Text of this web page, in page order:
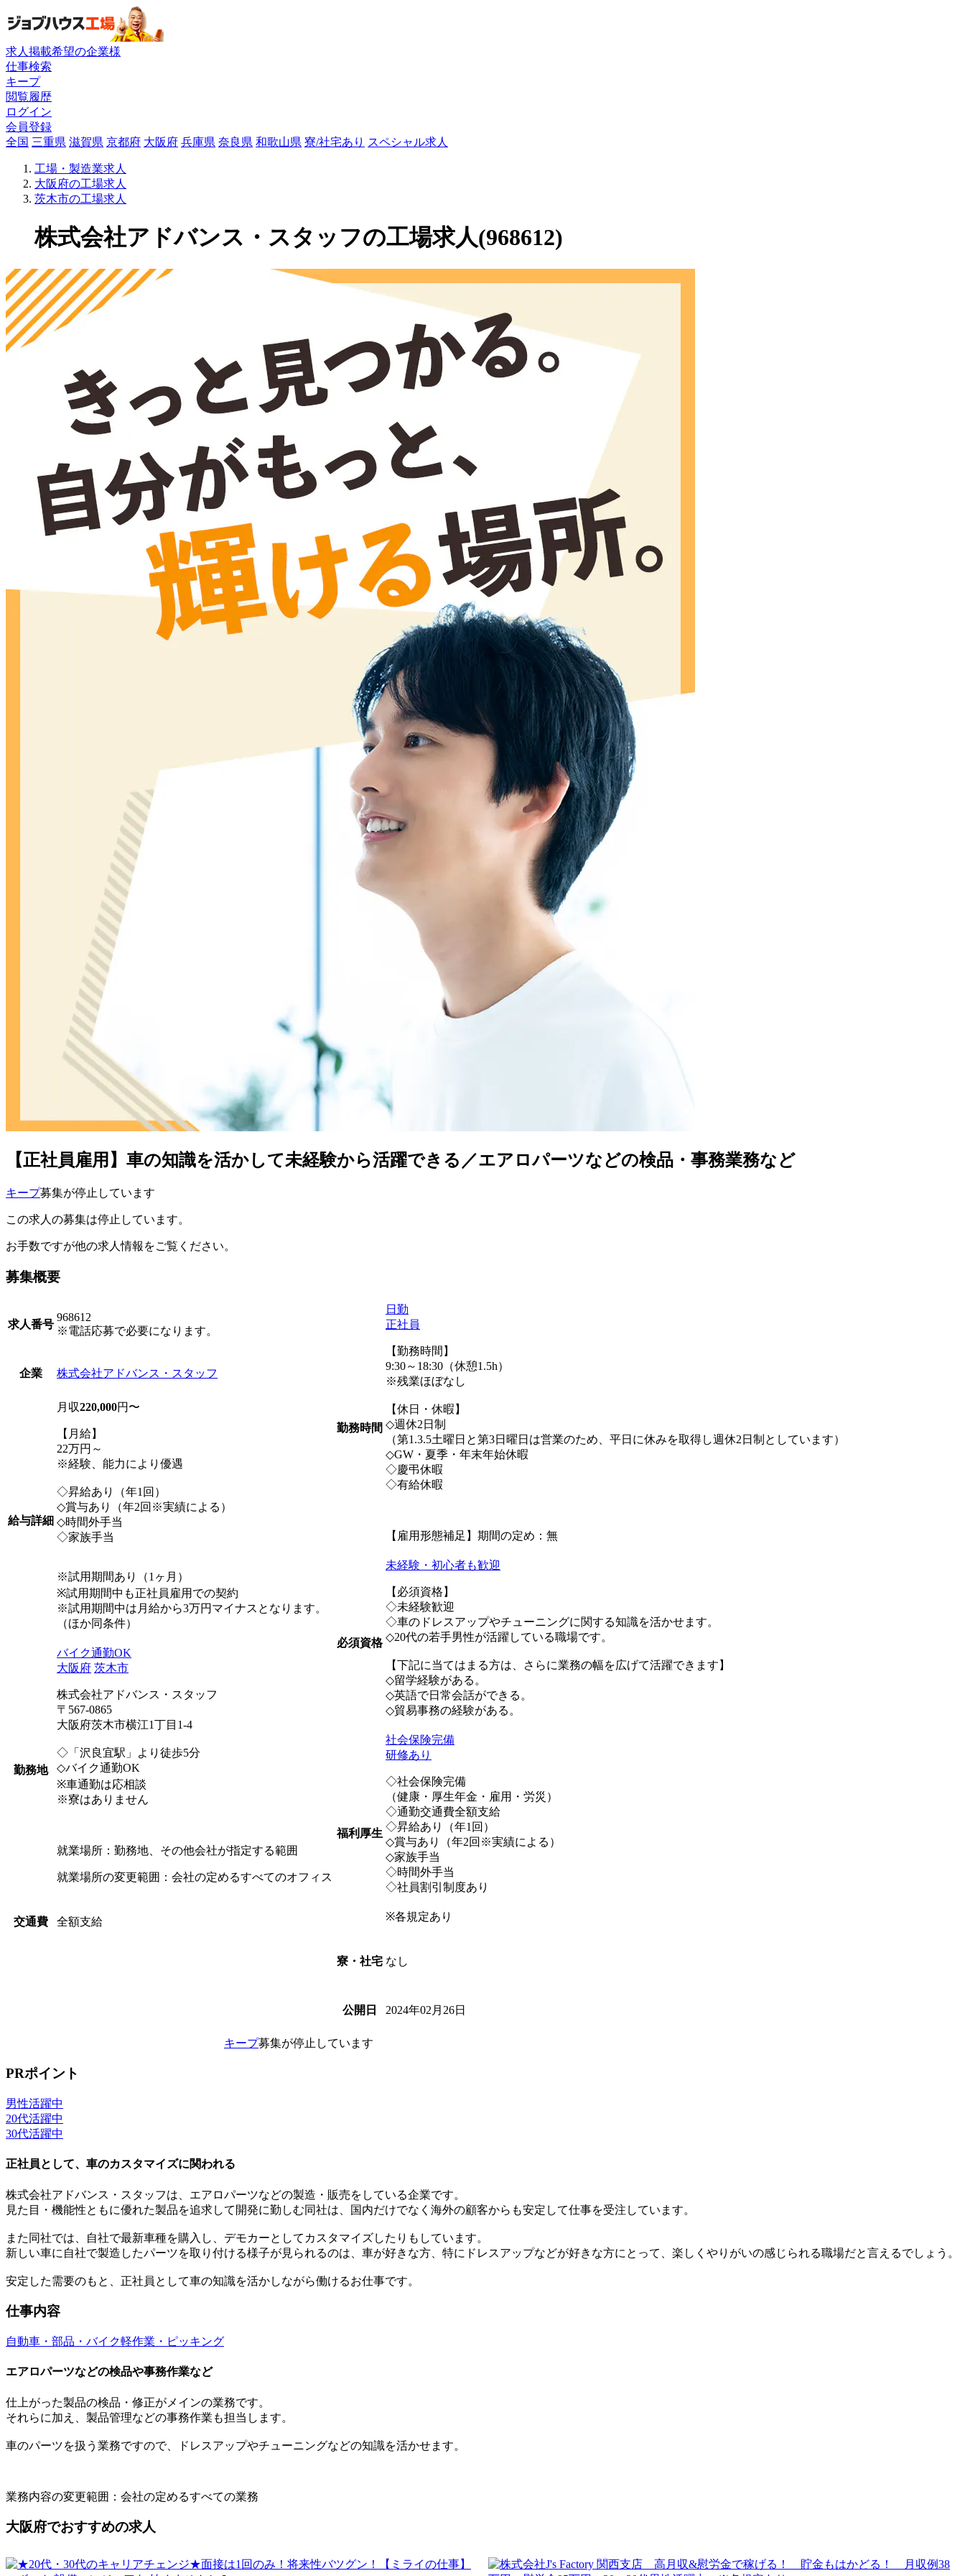
求人掲載希望の企業様
仕事検索
キープ
閲覧履歴
ログイン
会員登録
全国 三重県 滋賀県 京都府 大阪府 兵庫県 奈良県 和歌山県 寮/社宅あり スペシャル求人
工場・製造業求人
大阪府の工場求人
茨木市の工場求人
株式会社アドバンス・スタッフの工場求人(968612)
【正社員雇用】車の知識を活かして未経験から活躍できる／エアロパーツなどの検品・事務業務など
キープ募集が停止しています
この求人の募集は停止しています。
お手数ですが他の求人情報をご覧ください。
募集概要
求人番号
968612
※電話応募で必要になります。
企業 株式会社アドバンス・スタッフ
給与詳細
月収220,000円〜
【月給】
22万円～
※経験、能力により優遇
◇昇給あり（年1回）
◇賞与あり（年2回※実績による）
◇時間外手当
◇家族手当
※試用期間あり（1ヶ月）
※試用期間中も正社員雇用での契約
※試用期間中は月給から3万円マイナスとなります。
（ほか同条件）
勤務地
バイク通勤OK
大阪府 茨木市
株式会社アドバンス・スタッフ
〒567-0865
大阪府茨木市横江1丁目1-4
◇「沢良宜駅」より徒歩5分
◇バイク通勤OK
※車通勤は応相談
※寮はありません
就業場所：勤務地、その他会社が指定する範囲
就業場所の変更範囲：会社の定めるすべてのオフィス
交通費 全額支給
勤務時間
日勤
正社員
【勤務時間】
9:30～18:30（休憩1.5h）
※残業ほぼなし
【休日・休暇】
◇週休2日制
（第1.3.5土曜日と第3日曜日は営業のため、平日に休みを取得し週休2日制としています）
◇GW・夏季・年末年始休暇
◇慶弔休暇
◇有給休暇
【雇用形態補足】期間の定め：無
必須資格
未経験・初心者も歓迎
【必須資格】
◇未経験歓迎
◇車のドレスアップやチューニングに関する知識を活かせます。
◇20代の若手男性が活躍している職場です。
【下記に当てはまる方は、さらに業務の幅を広げて活躍できます】
◇留学経験がある。
◇英語で日常会話ができる。
◇貿易事務の経験がある。
福利厚生
社会保険完備
研修あり
◇社会保険完備
（健康・厚生年金・雇用・労災）
◇通勤交通費全額支給
◇昇給あり（年1回）
◇賞与あり（年2回※実績による）
◇家族手当
◇時間外手当
◇社員割引制度あり
※各規定あり
寮・社宅 なし
公開日 2024年02月26日
キープ募集が停止しています
PRポイント
男性活躍中
20代活躍中
30代活躍中
正社員として、車のカスタマイズに関われる
株式会社アドバンス・スタッフは、エアロパーツなどの製造・販売をしている企業です。
見た目・機能性ともに優れた製品を追求して開発に勤しむ同社は、国内だけでなく海外の顧客からも安定して仕事を受注しています。
また同社では、自社で最新車種を購入し、デモカーとしてカスタマイズしたりもしています。
新しい車に自社で製造したパーツを取り付ける様子が見られるのは、車が好きな方、特にドレスアップなどが好きな方にとって、楽しくやりがいの感じられる職場だと言えるでしょう。
安定した需要のもと、正社員として車の知識を活かしながら働けるお仕事です。
仕事内容
自動車・部品・バイク軽作業・ピッキング
エアロパーツなどの検品や事務作業など
仕上がった製品の検品・修正がメインの業務です。
それらに加え、製品管理などの事務作業も担当します。
車のパーツを扱う業務ですので、ドレスアップやチューニングなどの知識を活かせます。
業務内容の変更範囲：会社の定めるすべての業務
大阪府でおすすめの求人